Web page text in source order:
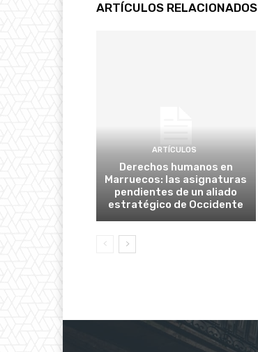
ARTÍCULOS RELACIONADOS
ARTÍCULOS
Derechos humanos en
Marruecos: las asignaturas
pendientes de un aliado
estratégico de Occidente